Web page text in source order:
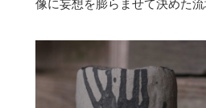
像に妄想を膨らませて決めた流